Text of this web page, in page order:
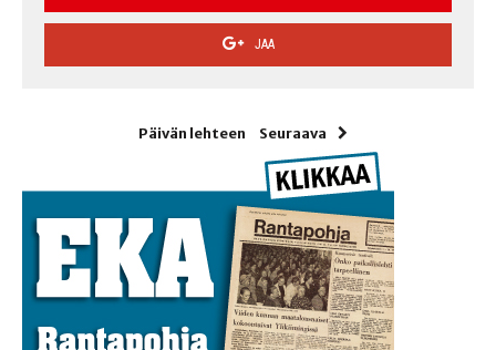
JAA
Päivän lehteen Seuraava